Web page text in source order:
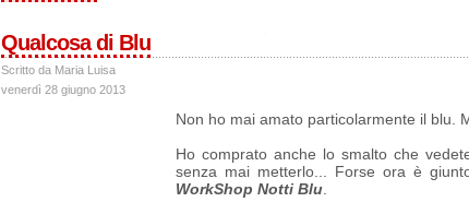
Qualcosa di Blu
Scritto da Maria Luisa
venerdì 28 giugno 2013
Non ho mai amato particolarmente il blu.
Ho comprato anche lo smalto che
senza mai metterlo... Forse ora è
WorkShop Notti Blu